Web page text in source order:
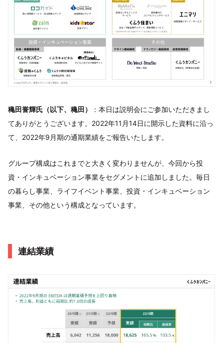
穐田誉輝氏（以下、穐田）
：本日は説明会にご参加いただきまし
てありがとうございます。2022年11月14日に開示した資料に沿っ
て、2022年9月期の通期業績をご報告いたします。
グループ構成はこれまでと大きく変わりませんが、今回から投
資・インキュベーション事業をセグメントに追加しました。毎日
の暮らし事業、ライフイベント事業、投資・インキュベーション
事業、その他という構成となっています。
連結業績